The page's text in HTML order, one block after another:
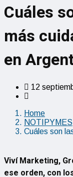
Cuáles
más
en
12
Home
NOTIPYMES
Cuáles son
Viví Marketing,
ese orden, con